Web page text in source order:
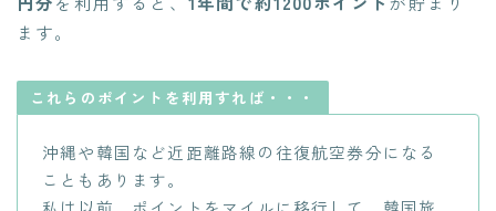
ます。
これらのポイントを利用すれば・・・
沖縄や韓国など近距離路線の往復航空券分になる
こともあります。